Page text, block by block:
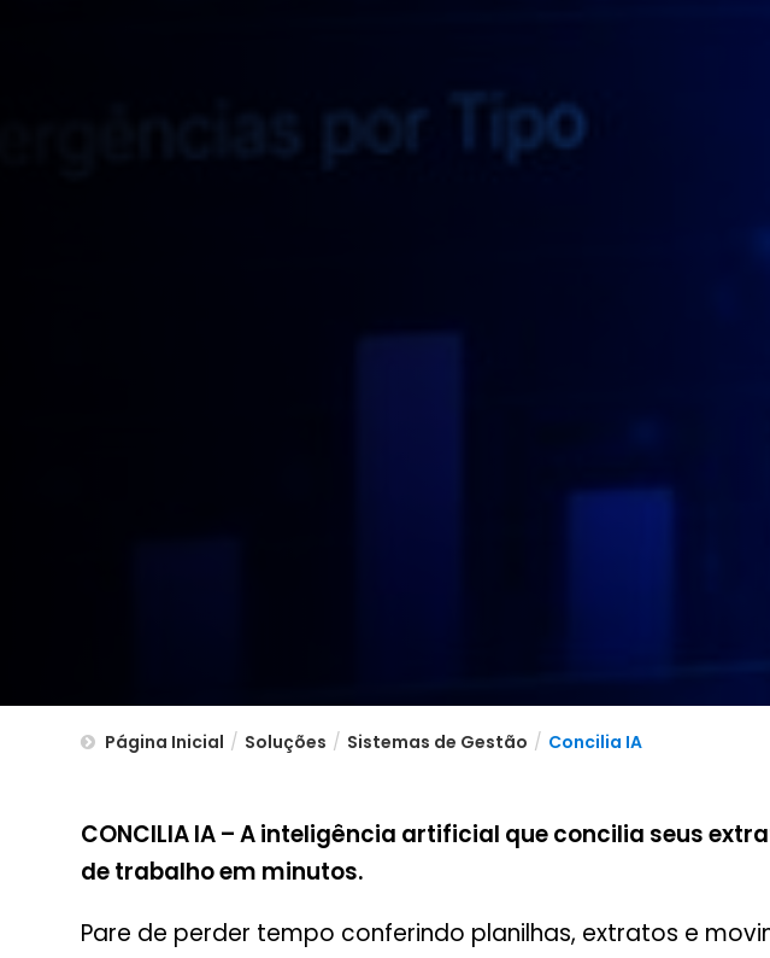
Página Inicial / Soluções / Sistemas de Gestão / Concilia IA
CONCILIA IA – A inteligência artificial que concilia seus
de trabalho em minutos.
Pare de perder tempo conferindo planilhas, extratos e